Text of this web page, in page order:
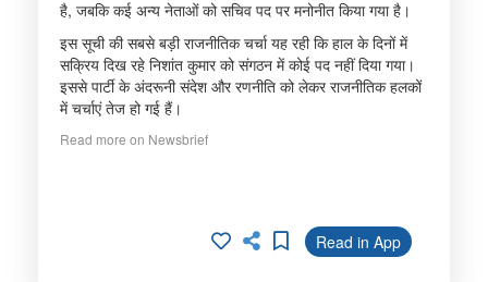
है, जबकि कई अन्य नेताओं को सचिव पद पर मनोनीत किया गया है।
इस सूची की सबसे बड़ी राजनीतिक चर्चा यह रही कि हाल के दिनों में
सक्रिय दिख रहे निशांत कुमार को संगठन में कोई पद नहीं दिया गया।
इससे पार्टी के अंदरूनी संदेश और रणनीति को लेकर राजनीतिक हलकों
में चर्चाएं तेज हो गई हैं।
Read more on Newsbrief
Read in App